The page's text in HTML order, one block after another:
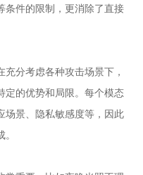
条件的限制，更消除了直接
分考虑各种攻击场景下，
定的优势和局限。每个模态
场景、隐私敏感度等，因此